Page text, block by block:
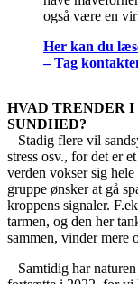
også være en
Her kan du
– Tag
HVAD TRENDER I
SUNDHED?
– Stadig flere vil
stress osv., for det er
verden vokser sig
gruppe ønsker at gå
kroppens signaler.
tarmen, og den her
sammen, vinder mere
– Samtidig har